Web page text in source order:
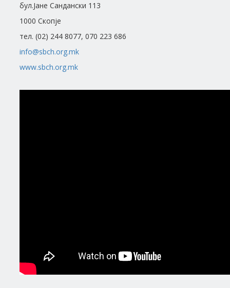
бул.Јане Сандански 113
1000 Скопје
тел. (02) 244 8077, 070 223 686
info@sbch.org.mk
www.sbch.org.mk